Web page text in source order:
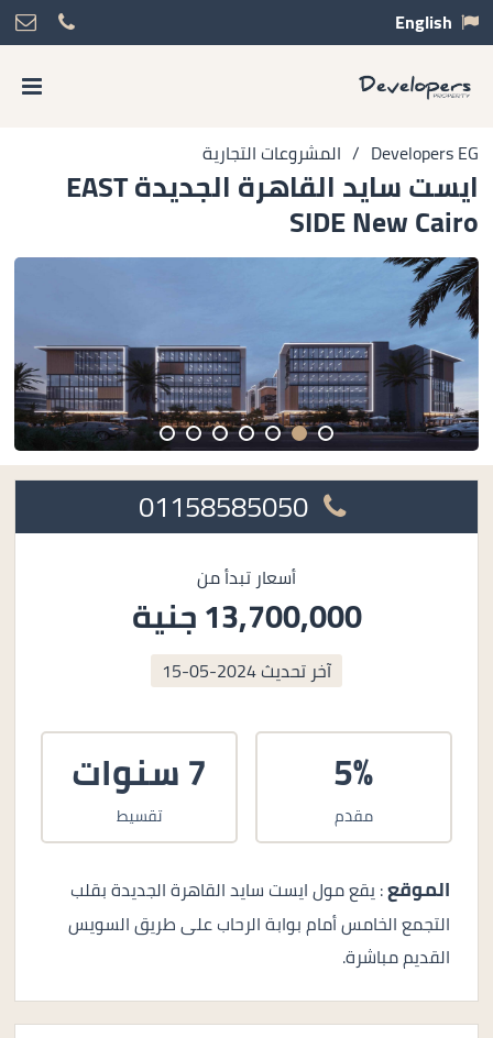
English
Developers EG
/ المشروعات التجارية
ايست سايد القاهرة الجديدة EAST
SIDE New Cairo
أسعار تبدأ من
13,700,000 جنية
آخر تحديث2024-05-15
5%
مقدم
7 سنوات
تقسيط
الموقع: يقع مول ايست سايد القاهرة الجديدة بقلب
التجمع الخامس أمام بوابة الرحاب على طريق السويس
القديم مباشرة.